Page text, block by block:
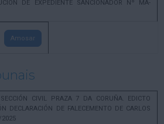
DE EXPEDIENTE SANCIONADOR Nº MA-
Amosar
CIVIL PRAZA 7 DA CORUÑA. EDICTO
DECLARACIÓN DE FALECEMENTO DE CARLOS
2025